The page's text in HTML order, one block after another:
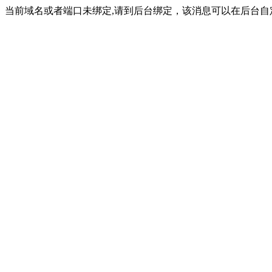
当前域名或者端口未绑定,请到后台绑定，该消息可以在后台自